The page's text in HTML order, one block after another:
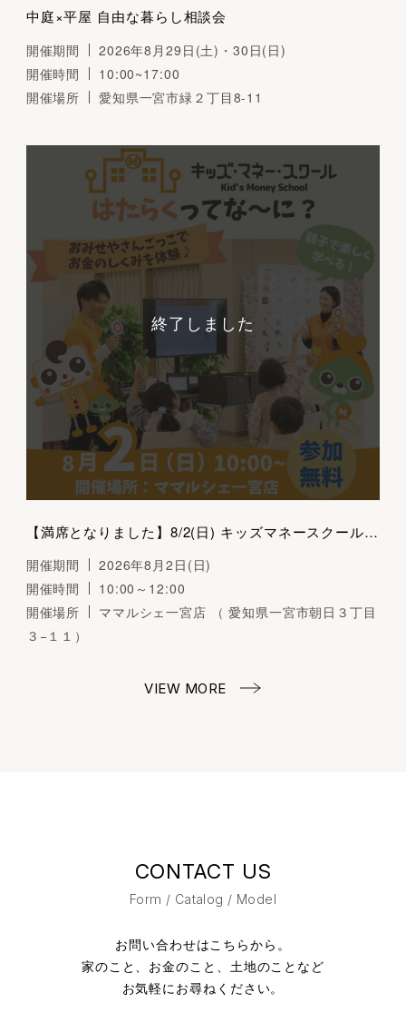
中庭×平屋 自由な暮らし相談会
開催期間
2026年8月29日(土)・30日(日)
開催時間
10:00~17:00
開催場所
愛知県一宮市緑２丁目8-11
終了しました
【満席となりました】8/2(日) キッズマネースクール（おみせやさんごっこ）～くらしとおかねの学びば～
開催期間
2026年8月2日(日)
開催時間
10:00～12:00
開催場所
ママルシェ一宮店 （ 愛知県一宮市朝日３丁目
３−１１）
VIEW MORE
CONTACT US
Form / Catalog / Model
お問い合わせはこちらから。
家のこと、お金のこと、土地のことなど
お気軽にお尋ねください。